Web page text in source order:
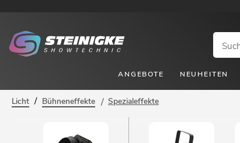
ANGEBOTE NEUHEITEN
Licht / Bühneneffekte / Spezialeffekte